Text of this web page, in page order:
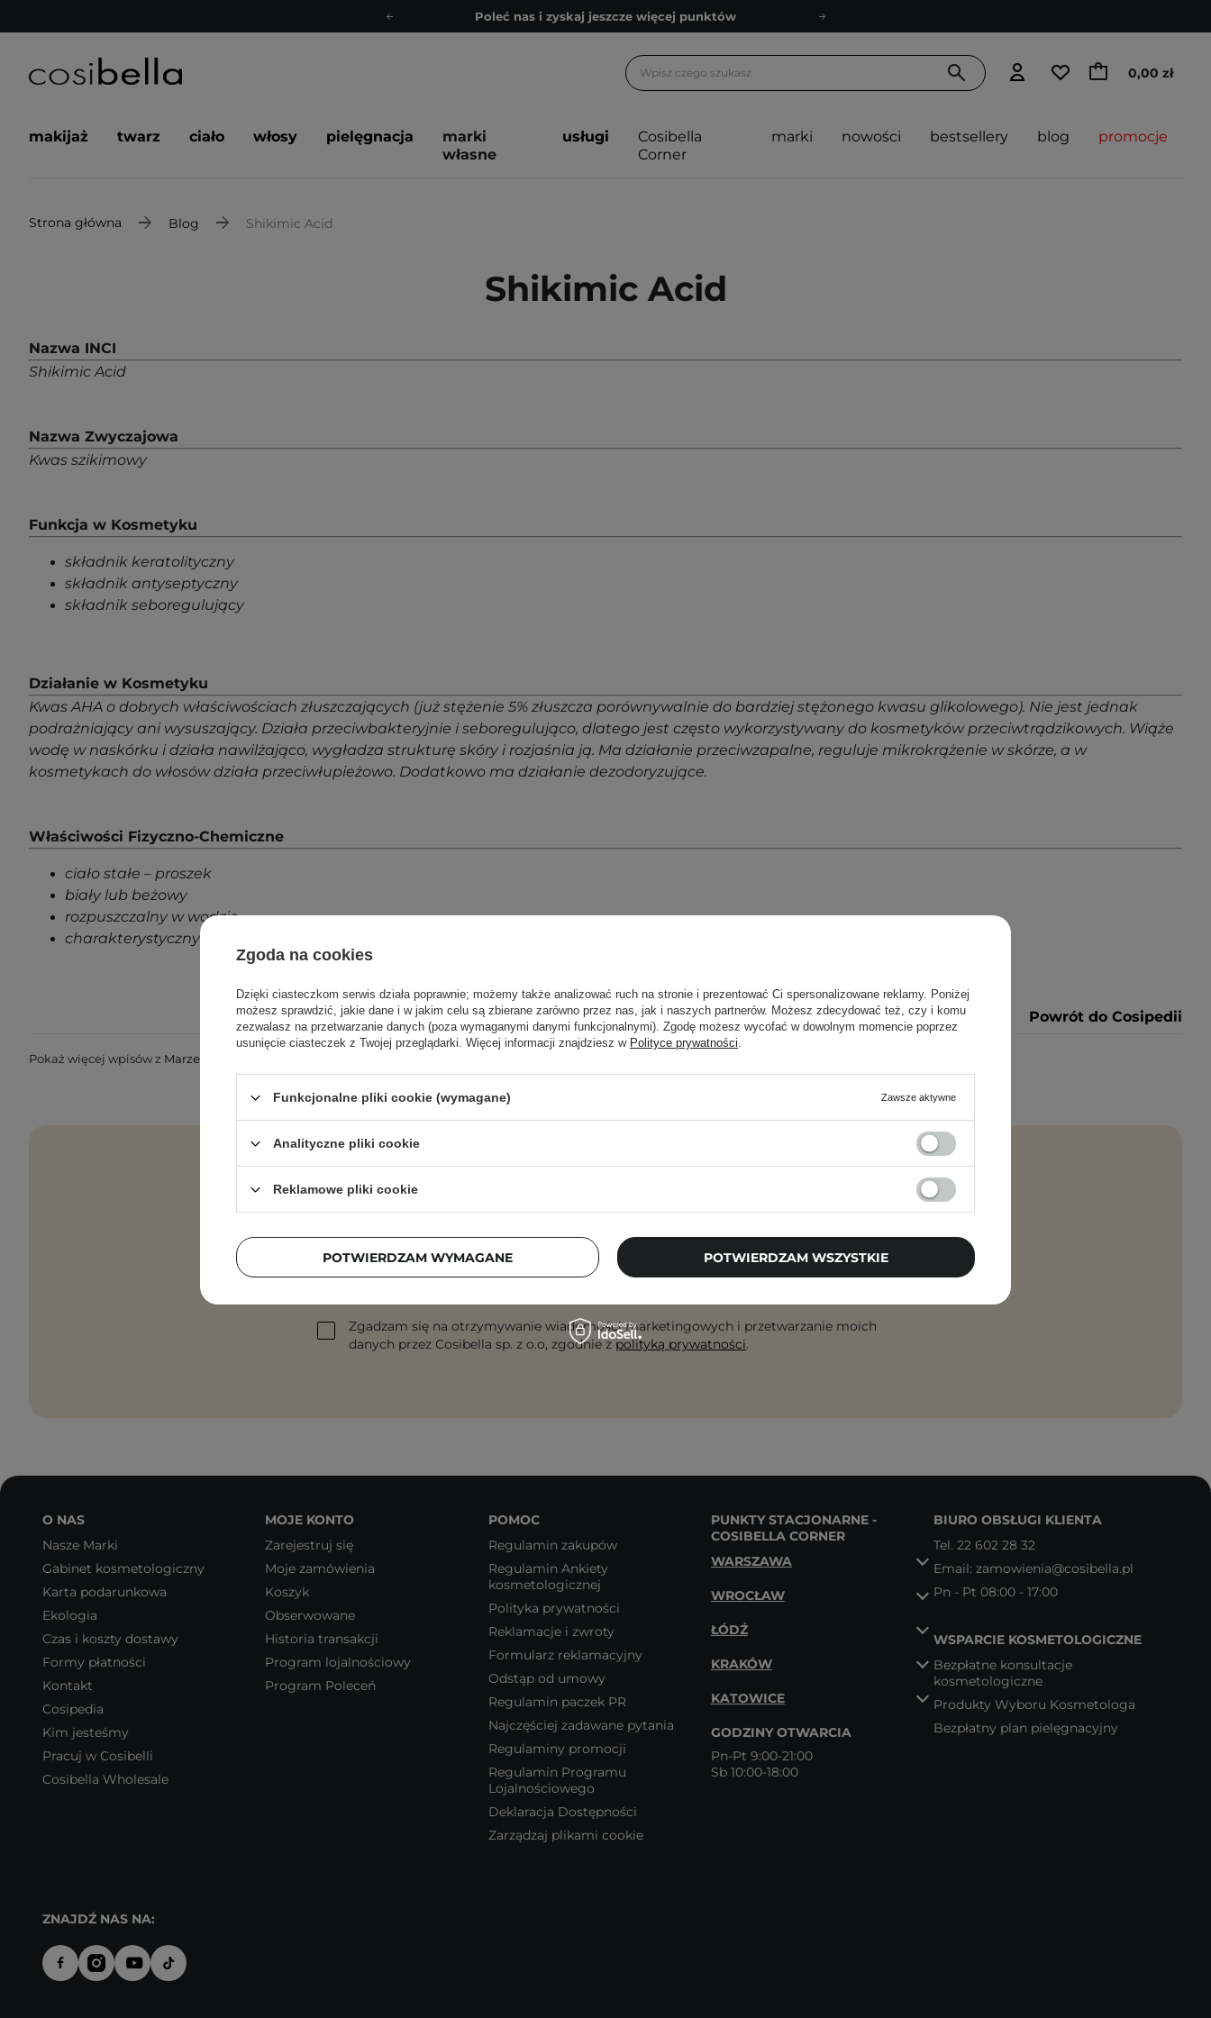
Poleć nas i zyskaj jeszcze więcej punktów
Bezpłatne konsultacje kosmetologiczne
Poleć nas i zyskaj jeszcze więcej punktów
0,00 zł
makijaż twarz ciało włosy pielęgnacja
marki
własne
usługi
Cosibella
Corner
marki nowości bestsellery blog promocje
Strona główna Blog Shikimic Acid
Shikimic Acid
Nazwa INCI
Shikimic Acid
Nazwa Zwyczajowa
Kwas szikimowy
Funkcja w Kosmetyku
składnik keratolityczny
składnik antyseptyczny
składnik seboregulujący
Działanie w Kosmetyku
Kwas AHA o dobrych właściwościach złuszczających (już stężenie 5% złuszcza porównywalnie do bardziej stężonego kwasu glikolowego). Nie jest jednak
podrażniający ani wysuszający. Działa przeciwbakteryjnie i seboregulująco, dlatego jest często wykorzystywany do kosmetyków przeciwtrądzikowych. Wiąże
wodę w naskórku i działa nawilżająco, wygładza strukturę skóry i rozjaśnia ją. Ma działanie przeciwzapalne, reguluje mikrokrążenie w skórze, a w
kosmetykach do włosów działa przeciwłupieżowo. Dodatkowo ma działanie dezodoryzujące.
Właściwości Fizyczno-Chemiczne
ciało stałe – proszek
biały lub beżowy
rozpuszczalny w wodzie
charakterystyczny zapach
Powrót do Cosipedii
Pokaż więcej wpisów z Marzec 2020
Podaj swój adres email
Zgadzam się na otrzymywanie wiadomości marketingowych i przetwarzanie moich
danych przez Cosibella sp. z o.o, zgodnie zpolityką prywatności.
ZAPISZ SIĘ
O NAS
Nasze Marki
Gabinet kosmetologiczny
Karta podarunkowa
Ekologia
Czas i koszty dostawy
Formy płatności
Kontakt
Cosipedia
Kim jesteśmy
Pracuj w Cosibelli
Cosibella Wholesale
MOJE KONTO
Zarejestruj się
Moje zamówienia
Koszyk
Obserwowane
Historia transakcji
Program lojalnościowy
Program Poleceń
POMOC
Regulamin zakupów
Regulamin Ankiety
kosmetologicznej
Polityka prywatności
Reklamacje i zwroty
Formularz reklamacyjny
Odstąp od umowy
Regulamin paczek PR
Najczęściej zadawane pytania
Regulaminy promocji
Regulamin Programu
Lojalnościowego
Deklaracja Dostępności
Zarządzaj plikami cookie
PUNKTY STACJONARNE -
COSIBELLA CORNER
WARSZAWA
WROCŁAW
ŁÓDŹ
KRAKÓW
KATOWICE
GODZINY OTWARCIA
Pn-Pt 9:00-21:00
Sb 10:00-18:00
BIURO OBSŁUGI KLIENTA
Tel. 22 602 28 32
Email: zamowienia@cosibella.pl
Pn - Pt 08:00 - 17:00
WSPARCIE KOSMETOLOGICZNE
Bezpłatne konsultacje
kosmetologiczne
Produkty Wyboru Kosmetologa
Bezpłatny plan pielęgnacyjny
ZNAJDŹ NAS NA:
Zgoda na cookies
Dzięki ciasteczkom serwis działa poprawnie; możemy także analizować ruch na stronie i prezentować Ci spersonalizowane reklamy. Poniżej
możesz sprawdzić, jakie dane i w jakim celu są zbierane zarówno przez nas, jak i naszych partnerów. Możesz zdecydować też, czy i komu
zezwalasz na przetwarzanie danych (poza wymaganymi danymi funkcjonalnymi). Zgodę możesz wycofać w dowolnym momencie poprzez
usunięcie ciasteczek z Twojej przeglądarki. Więcej informacji znajdziesz w Polityce prywatności.
Funkcjonalne pliki cookie (wymagane) Zawsze aktywne
Analityczne pliki cookie
Reklamowe pliki cookie
POTWIERDZAM WYMAGANE POTWIERDZAM WSZYSTKIE